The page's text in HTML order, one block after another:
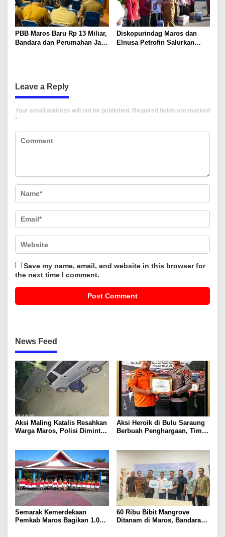
PBB Maros Baru Rp 13 Miliar,
Bandara dan Perumahan Jadi
Diskopurindag Maros dan
Elnusa Petrofin Salurkan
Leave a Reply
Your email address will not be published. Required fields are marked
*
Save my name, email, and website in this browser for
the next time I comment.
News Feed
Aksi Maling Katalis Resahkan
Warga Maros, Polisi Diminta
Aksi Heroik di Bulu Saraung
Berbuah Penghargaan, Tim
Semarak Kemerdekaan
Pemkab Maros Bagikan 1.000
60 Ribu Bibit Mangrove
Ditanam di Maros, Bandara